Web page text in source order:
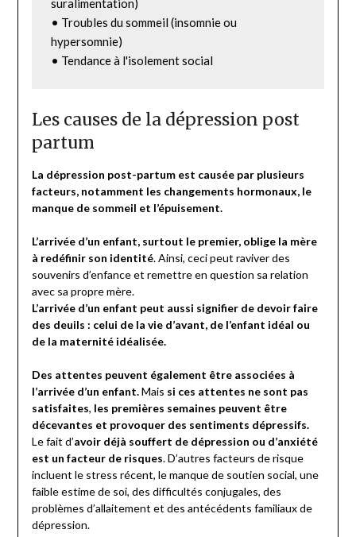
suralimentation)
• Troubles du sommeil (insomnie ou
hypersomnie)
• Tendance à l'isolement social
Les causes de la dépression post
partum
La dépression post-partum est causée par plusieurs
facteurs, notamment les changements hormonaux, le
manque de sommeil et l’épuisement.
L’arrivée d’un enfant, surtout le premier, oblige la mère
à redéfinir son identité. Ainsi, ceci peut raviver des
souvenirs d’enfance et remettre en question sa relation
avec sa propre mère.
L’arrivée d’un enfant peut aussi signifier de devoir faire
des deuils : celui de la vie d’avant, de l’enfant idéal ou
de la maternité idéalisée.
Des attentes peuvent également être associées à
l’arrivée d’un enfant.Mais si ces attentes ne sont pas
satisfaites, les premières semaines peuvent être
décevantes et provoquer des sentiments dépressifs.
Le fait d’avoir déjà souffert de dépression ou d’anxiété
est un facteur de risques. D’autres facteurs de risque
incluent le stress récent, le manque de soutien social, une
faible estime de soi, des difficultés conjugales, des
problèmes d’allaitement et des antécédents familiaux de
dépression.